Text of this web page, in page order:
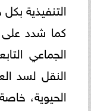
التنفيذية
كما شدد على
الجماعي
النقل لسد
الحيوية،